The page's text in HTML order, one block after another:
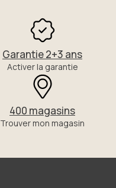
Garantie 2+3 ans
Activer la garantie
400 magasins
Trouver mon magasin